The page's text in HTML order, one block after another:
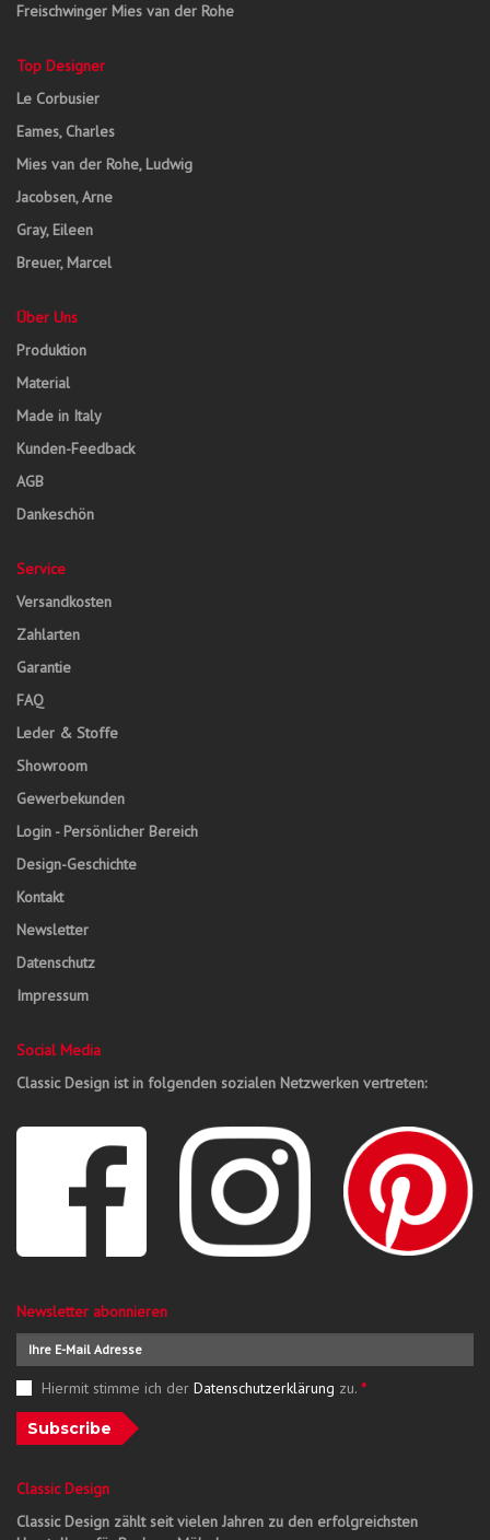
Freischwinger Mies van der Rohe
Top Designer
Le Corbusier
Eames, Charles
Mies van der Rohe, Ludwig
Jacobsen, Arne
Gray, Eileen
Breuer, Marcel
Über Uns
Produktion
Material
Made in Italy
Kunden-Feedback
AGB
Dankeschön
Service
Versandkosten
Zahlarten
Garantie
FAQ
Leder & Stoffe
Showroom
Gewerbekunden
Login - Persönlicher Bereich
Design-Geschichte
Kontakt
Newsletter
Datenschutz
Impressum
Social Media
Classic Design ist in folgenden sozialen Netzwerken vertreten:
Newsletter abonnieren
Hiermit stimme ich der Datenschutzerklärung zu. *
Subscribe
Classic Design
Classic Design zählt seit vielen Jahren zu den erfolgreichsten